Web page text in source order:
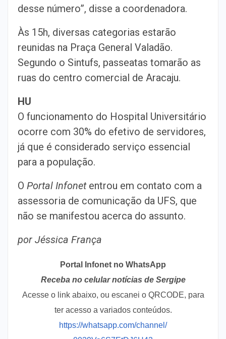
desse número”, disse a coordenadora.
Às 15h, diversas categorias estarão
reunidas na Praça General Valadão.
Segundo o Sintufs, passeatas tomarão as
ruas do centro comercial de Aracaju.
HU
O funcionamento do Hospital Universitário
ocorre com 30% do efetivo de servidores,
já que é considerado serviço essencial
para a população.
O Portal Infonetentrou em contato com a
assessoria de comunicação da UFS, que
não se manifestou acerca do assunto.
por Jéssica França
Portal Infonet no WhatsApp
Receba no celular notícias de Sergipe
Acesse o link abaixo, ou escanei o QRCODE, para
ter acesso a variados conteúdos.
https://whatsapp.com/channel/